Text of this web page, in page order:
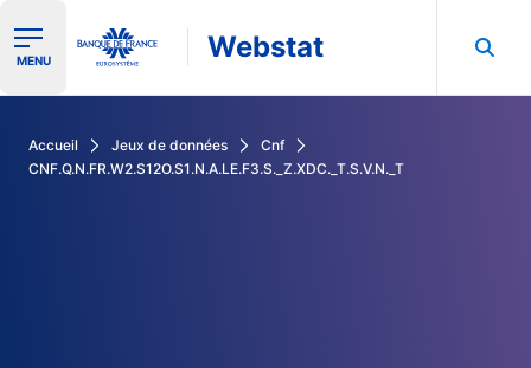
Ouvrir le menu de navigation
MENU Webstat
Accueil Jeux de données
Cnf
CNF.Q.N.FR.W2.S12O.S1.N.A.LE.F3.S._Z.XDC._T.S.V.N._T